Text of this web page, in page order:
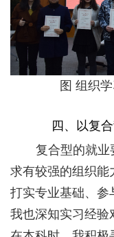
图 组织
四、以复
复合型的就业
求有较强的组织能
打实专业基础、参
我也深知实习经验